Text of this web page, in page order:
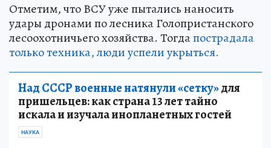
Отметим, что ВСУ уже пытались наносить
удары дронами по лесника Голопристанского
лесоохотничьего хозяйства. Тогдапострадала
только техника, люди успели укрыться.
Над СССР военные натянули «сетку»для
пришельцев: как страна 13 лет тайно
искала и изучала инопланетных гостей
НАУКА